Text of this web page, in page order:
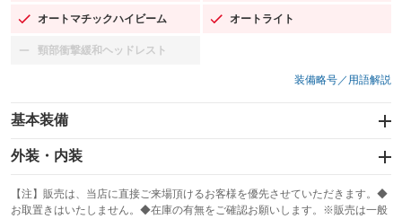
オートマチックハイビーム
：装備あり オートライト
：装備あり
頸部衝撃緩和ヘッドレスト
：装備なし
装備略号／用語解説
基本装備
エアバッグ：運転席/助手席/サイド
：装備あり
：装備あり
サンルーフ ABS
外装・内装
カーナビ：SDナビ
：装備あり
【注】販売は、当店に直接ご来場頂けるお客様を優先させていただきます。◆
お取置きはいたしません。◆在庫の有無をご確認お願いします。※販売は一般